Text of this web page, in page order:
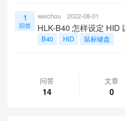
1
回答
weichou 2022-08-01
HLK-B40 怎样设定 HID
B40 HID 鼠标键盘
问答
14
文章
0